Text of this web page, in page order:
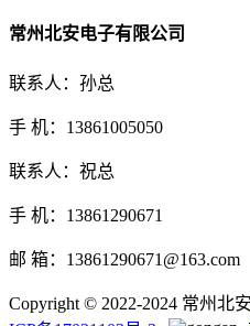
常州北安电子有限公司
联系人：孙总
手 机：13861005050
联系人：祝总
手 机：13861290671
邮 箱：13861290671@163.com
Copyright © 2022-2024 常州